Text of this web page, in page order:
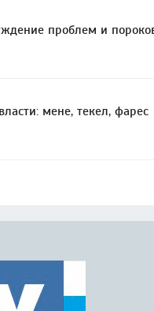
проблем и
мене, текел, фарес